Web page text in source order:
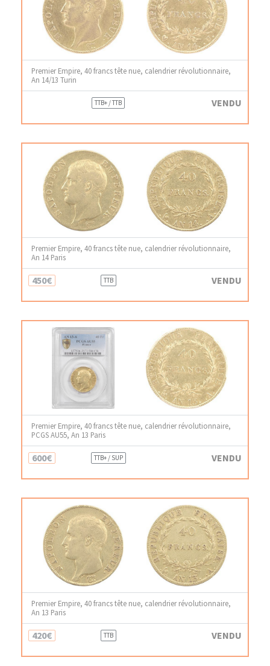
Premier Empire, 40 francs tête nue, calendrier révolutionnaire,
An 14/13 Turin
TTB+ / TTB VENDU
Premier Empire, 40 francs tête nue, calendrier révolutionnaire,
An 14 Paris
450€ TTB VENDU
Premier Empire, 40 francs tête nue, calendrier révolutionnaire,
PCGS AU55, An 13 Paris
600€ TTB+ / SUP VENDU
Premier Empire, 40 francs tête nue, calendrier révolutionnaire,
An 13 Paris
420€ TTB VENDU